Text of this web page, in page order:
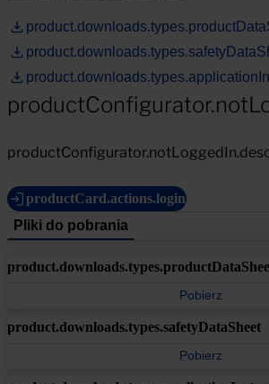
productCard.actions.login
Pliki do pobrania
Pobierz
product.downloads.types.safetyDataSheet
Pobierz